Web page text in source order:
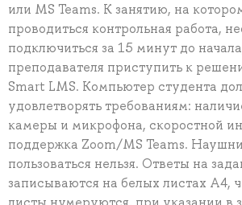
или MS Teams. К занятию, на
проводиться контрольная работа,
подключиться за 15 минут до
преподавателя приступить к
Smart LMS. Компьютер студента
удовлетворять требованиям:
камеры и микрофона, скоростной
поддержка Zoom/MS Teams.
пользоваться нельзя. Ответы на
записываются на белых листах А4,